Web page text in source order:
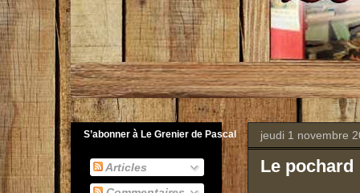
jeudi 1 novembre
Le pochard
S’abonner à Le Grenier de Pascal
Articles